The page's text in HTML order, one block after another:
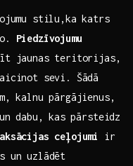
stilu,ka katrs​
Piedzīvojumu
jaunas teritorijas,
sevi. Šādā
kalnu pārgājienus,
dabu, kas ⁣pārsteidz
ceļojumi
ir⁣
un uzlādēt